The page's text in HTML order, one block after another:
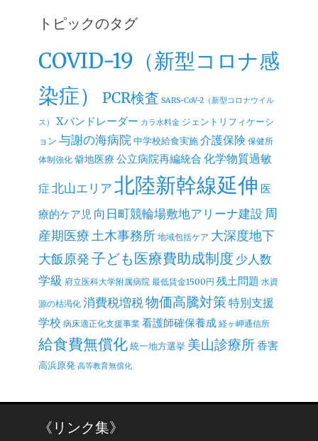
イ
ブ
トピックのタグ
COVID-19（新型コロナ感
染症）
PCR検査 SARS-CoV-2（新型コロナウイル
ス） Xバンドレーダー カラ水料金 ジェントリフィケーシ
ョン 与謝の海病院中学校給食実施介護保険 保健所
体制強化 僻地医療 公立病院再編統合 化学物質過敏
症 北山エリア北陸新幹線延伸 医
療的ケア児 向日町競輪場敷地アリーナ建設 周
産期医療土木事務所 地域包括ケア 大深度地下
大飯原発子ども医療費助成制度 少人数
学級 府立医科大学附属病院 最低賃金1500円 残土問題 水資
源の枯渇化 消費税増税物価高騰対策特別支援
学校 病床適正化支援事業 看護師確保養成 経ヶ岬通信所
給食費無償化統一地方選挙 美山診療所香害
高浜原発 高等教育無償化
《リンク集》